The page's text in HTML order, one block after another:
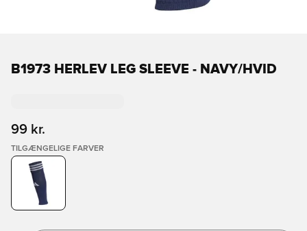
B1973 HERLEV LEG SLEEVE - NAVY/HVID
99 kr.
TILGÆNGELIGE FARVER